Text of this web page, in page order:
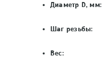
Диаметр D, мм:
Шаг резьбы:
Вес: